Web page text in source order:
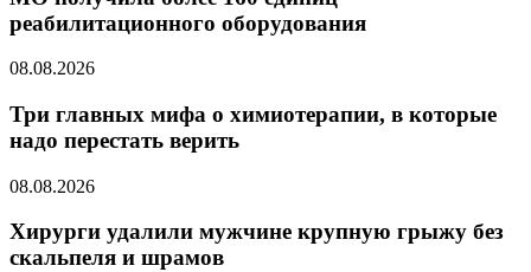
реабилитационного оборудования
08.08.2026
Три главных мифа о химиотерапии, в которые
надо перестать верить
08.08.2026
Хирурги удалили мужчине крупную грыжу без
скальпеля и шрамов